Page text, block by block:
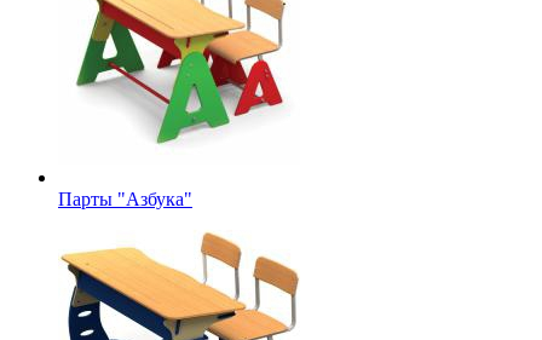
Парты "Азбука"